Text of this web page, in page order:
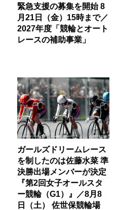
緊急支援の募集を開始 8
月21日（金）15時まで／
2027年度「競輪とオート
レースの補助事業」
ガールズドリームレース
を制したのは佐藤水菜 準
決勝出場メンバーが決定
『第2回女子オールスタ
ー競輪（G1）』／8月8
日（土） 佐世保競輪場